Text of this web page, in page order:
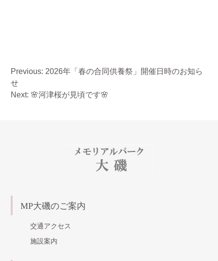
投
稿
ナ
Previous: 2026年「春の合同供養祭」開催日時のお知ら
せ
Next: 🌸河津桜が見頃です🌸
MP大磯のご案内
交通アクセス
施設案内